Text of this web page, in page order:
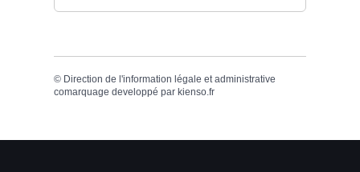
© Direction de l'information légale et administrative
comarquage developpé par kienso.fr